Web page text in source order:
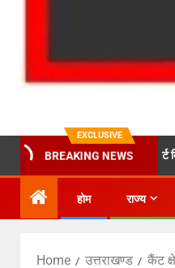
EXCLUSIVE
BREAKING NEWS
कल का ऑरेंज़े अलर्ट किया जारी, सचिव
होम राज्य
Home उत्तराखण्ड कैंट